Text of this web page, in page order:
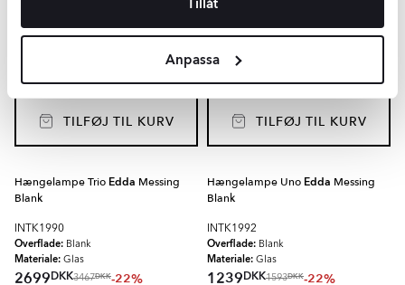
Tillåt
Anpassa
INTK1986
1406DKK1804DKK-22%
TILFØJ TIL KURV
Messing Blank
INTK1988
Materiale:
3649DKK4680DKK-22%
TILFØJ TIL KURV
Hængelampe Trio Edda Messing
Blank
INTK1990
Overflade: Blank
Materiale: Glas
2699DKK3467DKK-22%
Hængelampe Uno Edda Messing
Blank
INTK1992
Overflade: Blank
Materiale: Glas
1239DKK1593DKK-22%